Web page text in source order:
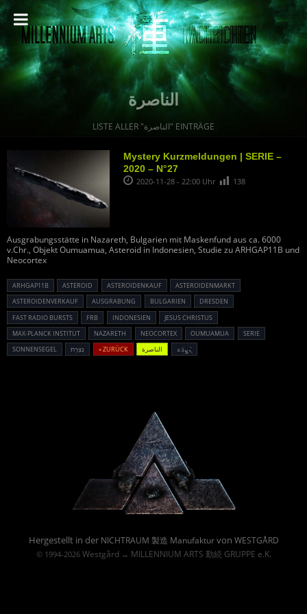
الناصرة
LISTE ALLER "الناصرة" EINTRÄGE
Mystery Kurzmeldungen | SERIE –
2020 – N°27
2020-11-28 - 22:00 Uhr 138
Ausgrabungsstätte in Nazareth, Bulgarien mit Maskenfund aus ca. 6000
v.Chr., Objekt Oumuamua, Asteroid in Indonesien, Studie zu ARHGAP11B und
Neocortex
ARHGAP11B ASTEROID ASTEROIDENKAUF
ASTEROIDENMARKT
ASTEROIDENVERKAUF
AUSGRABUNG BULGARIEN
DRESDEN
FAST RADIO BURSTS
FRB INDONESIEN
JESUS CHRISTUS
MAX-PLANCK INSTITUT
NAZARETH NEOCORTEX OUMUAMUA
SERIE
SONNENSEGEL
נָצְרַת « ZURÜCK الناصرة ܢܵܨܪܲܬ
Hergestellt in der NICHTRAUM 製造 Manufakturvon WESTGÅRD
© 1994-2026 Westgård→ MILLENNIUM ARTS 勤続 GRUPPE e.K.
Powered By :